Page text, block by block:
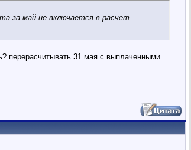
за май не включается в расчет.
перерасчитывать 31 мая с выплаченными